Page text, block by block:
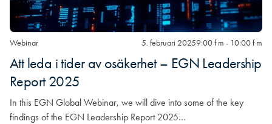
Webinar 5. februari 20259:00 f m - 10:00 f m
Att leda i tider av osäkerhet – EGN Leadership
Report 2025
In this EGN Global Webinar, we will dive into some of the key
findings of the EGN Leadership Report 2025…